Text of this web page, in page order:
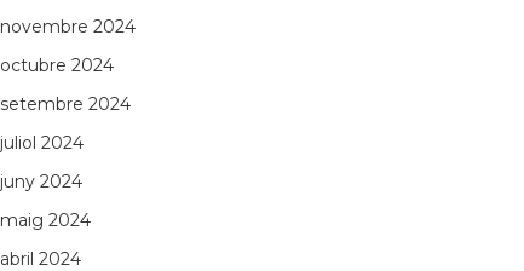
novembre 2024
octubre 2024
setembre 2024
juliol 2024
juny 2024
maig 2024
abril 2024